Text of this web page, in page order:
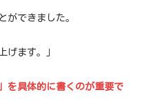
ができました。
げます。」
を具体的に書くのが重要で